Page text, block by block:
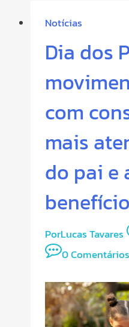
Notícias
Dia dos
com
mais
do pai e
benefício
PorLucas Tavares
0 Comentários